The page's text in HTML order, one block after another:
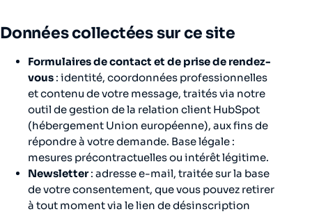
Données collectées sur ce site
Formulaires de contact et de prise de rendez-
vous : identité, coordonnées professionnelles
et contenu de votre message, traités via notre
outil de gestion de la relation client HubSpot
(hébergement Union européenne), aux fins de
répondre à votre demande. Base légale :
mesures précontractuelles ou intérêt légitime.
Newsletter: adresse e-mail, traitée sur la base
de votre consentement, que vous pouvez retirer
à tout moment via le lien de désinscription